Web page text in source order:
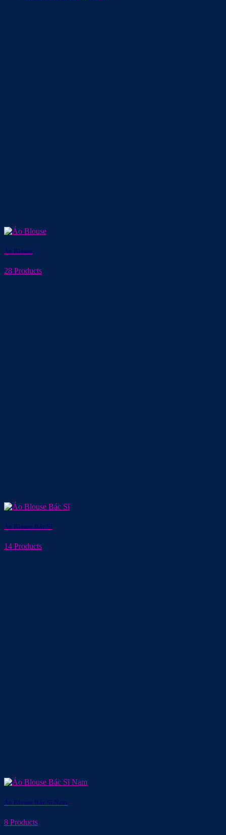
Áo Blouse
28 Products
Áo Blouse Bác Sĩ
14 Products
Áo Blouse Bác Sĩ Nam
8 Products